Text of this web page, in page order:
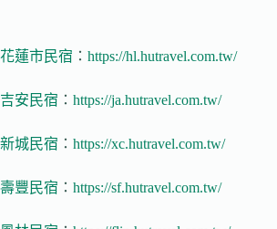
花蓮市民宿 ： https://hl.hutravel.com.tw/
吉安民宿 ： https://ja.hutravel.com.tw/
新城民宿 ： https://xc.hutravel.com.tw/
壽豐民宿 ： https://sf.hutravel.com.tw/